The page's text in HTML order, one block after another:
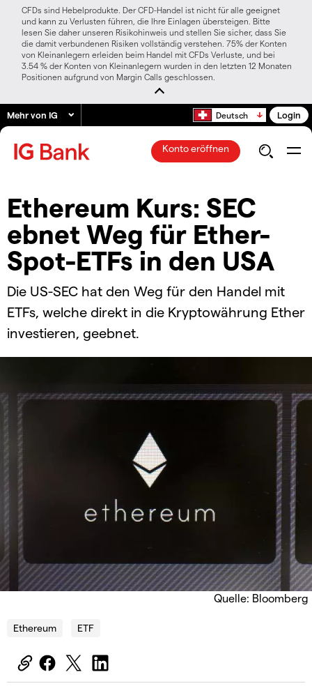
CFDs sind Hebelprodukte. Der CFD-Handel ist nicht für alle geeignet
und kann zu Verlusten führen, die Ihre Einlagen übersteigen. Bitte
lesen Sie daher unseren Risikohinweis und stellen Sie sicher, dass Sie
die damit verbundenen Risiken vollständig verstehen. 75% der Konten
von Kleinanlegern erleiden beim Handel mit CFDs Verluste, und bei
3.54 % der Konten von Kleinanlegern wurden in den letzten 12 Monaten
Positionen aufgrund von Margin Calls geschlossen.
Mehr von IG Deutsch Login
Konto eröffnen
Ethereum Kurs: SEC
ebnet Weg für Ether-
Spot-ETFs in den USA
Die US-SEC hat den Weg für den Handel mit
ETFs, welche direkt in die Kryptowährung Ether
investieren, geebnet.
Quelle: Bloomberg
Ethereum ETF